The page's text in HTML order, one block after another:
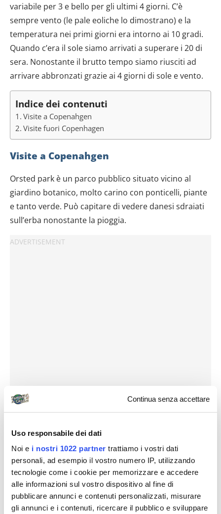
Continua senza accettare
Uso responsabile dei dati
Noi e i nostri 1022 partner trattiamo i vostri dati
personali, ad esempio il vostro numero IP, utilizzando
tecnologie come i cookie per memorizzare e accedere
alle informazioni sul vostro dispositivo al fine di
pubblicare annunci e contenuti personalizzati, misurare
gli annunci e i contenuti, ricercare il pubblico e sviluppare
variabile per 3 e bello per gli ultimi 4 giorni. C’è
sempre vento (le pale eoliche lo dimostrano) e la
temperatura nei primi giorni era intorno ai 10 gradi.
Quando c’era il sole siamo arrivati a superare i 20 di
sera. Nonostante il brutto tempo siamo riusciti ad
arrivare abbronzati grazie ai 4 giorni di sole e vento.
Indice dei contenuti
Visite a Copenahgen
Visite fuori Copenhagen
Visite a Copenahgen
Orsted park è un parco pubblico situato vicino al
giardino botanico, molto carino con ponticelli, piante
e tanto verde. Può capitare di vedere danesi sdraiati
sull’erba nonostante la pioggia.